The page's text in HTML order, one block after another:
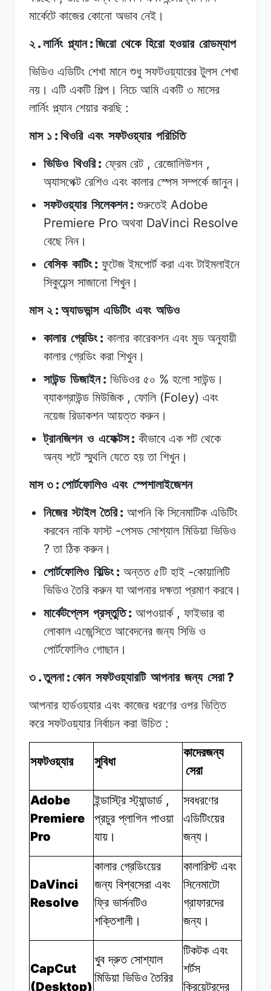
মার্কেটে কাজের কোনো অভাব নেই।
২.লার্নিং প্ল্যান: জিরো থেকে হিরো হওয়ার রোডম্যাপ
ভিডিও এডিটিং শেখা মানে শুধু সফটওয়্যারের টুলস শেখা
নয়। এটি একটি শিল্প। নিচে আমি একটি ৩ মাসের
লার্নিং প্ল্যান শেয়ার করছি:
মাস ১ : থিওরি এবং সফটওয়্যার পরিচিতি
ভিডিও থিওরি: ফ্রেম রেট , রেজোলিউশন ,
অ্যাসপেক্ট রেশিও এবং কালার স্পেস সম্পর্কে জানুন।
সফটওয়্যার সিলেকশন: শুরুতেইAdobe
Premiere Pro অথবা DaVinci Resolve
বেছে নিন।
বেসিক কাটিং: ফুটেজ ইমপোর্ট করা এবং টাইমলাইনে
সিকুয়েন্স সাজানো শিখুন।
মাস ২: অ্যাডভান্স এডিটিং এবং অডিও
কালার গ্রেডিং: কালার কারেকশন এবং মুড অনুযায়ী
কালার গ্রেডিং করা শিখুন।
সাউন্ড ডিজাইন: ভিডিওর ৫০ % হলো সাউন্ড।
ব্যাকগ্রাউন্ড মিউজিক, ফোলি(Foley) এবং
নয়েজ রিডাকশন আয়ত্ত করুন।
ট্রানজিশন ও এফেক্টস: কীভাবে এক শট থেকে
অন্য শটে স্মুথলি যেতে হয় তা শিখুন।
মাস ৩ : পোর্টফোলিও এবং স্পেশালাইজেশন
নিজের স্টাইল তৈরি: আপনি কি সিনেমাটিক এডিটিং
করবেন নাকি ফাস্ট-পেসড সোশ্যাল মিডিয়া ভিডিও
?তা ঠিক করুন।
পোর্টফোলিও বিল্ডিং: অন্তত ৫টি হাই-কোয়ালিটি
ভিডিও তৈরি করুন যা আপনার দক্ষতা প্রমাণ করবে।
মার্কেটপ্লেস প্রস্তুতি: আপওয়ার্ক, ফাইভার বা
লোকাল এজেন্সিতে আবেদনের জন্য সিভি ও
পোর্টফোলিও গোছান।
৩ .তুলনা: কোন সফটওয়্যারটি আপনার জন্য সেরা?
আপনার হার্ডওয়্যার এবং কাজের ধরণের ওপর ভিত্তি
করে সফটওয়্যার নির্বাচন করা উচিত:
সফটওয়্যার সুবিধা
কাদেরজন্য
সেরা
Adobe
Premiere
Pro
ইন্ডাস্ট্রি স্ট্যান্ডার্ড,
প্রচুর প্লাগিন পাওয়া
যায়।
সবধরণের
এডিটিংয়ের
জন্য।
DaVinci
Resolve
কালার গ্রেডিংয়ের
জন্য বিশ্বসেরা এবং
ফ্রি ভার্সনটিও
শক্তিশালী।
কালারিস্ট এবং
সিনেমাটো
গ্রাফারদের
জন্য।
CapCut
(Desktop)
খুব দ্রুত সোশ্যাল
মিডিয়া ভিডিও তৈরির
টিকটক এবং
শর্টস
ক্রিয়েটরদের